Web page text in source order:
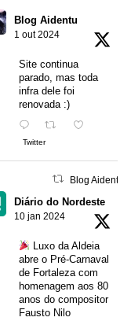
Blog Aidentu
1 out 2024
Site continua
parado, mas toda
infra dele foi
renovada :)
Twitter
Blog Aidentu
Diário do Nordeste
10 jan 2024
Luxo da Aldeia
abre o Pré-Carnaval
de Fortaleza com
homenagem aos 80
anos do compositor
Fausto Nilo